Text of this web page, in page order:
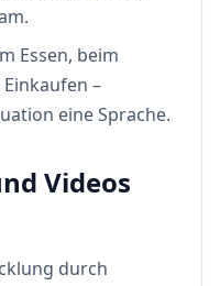
Essen, beim
–
eine Sprache.
Videos
durch